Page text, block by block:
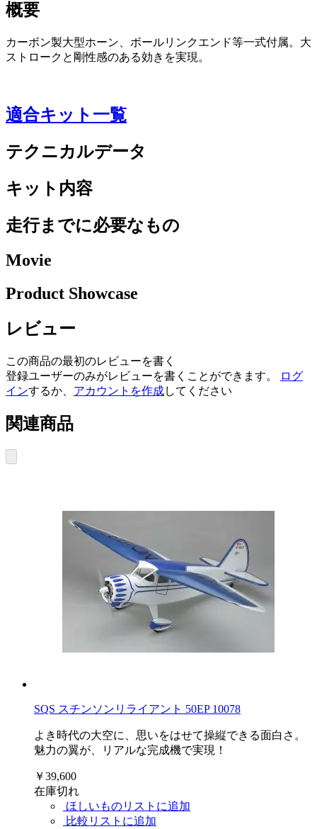
概要
カーボン製大型ホーン、ボールリンクエンド等一式付属。大
ストロークと剛性感のある効きを実現。
適合キット一覧
テクニカルデータ
キット内容
走行までに必要なもの
Movie
Product Showcase
レビュー
この商品の最初のレビューを書く
登録ユーザーのみがレビューを書くことができます。
ログ
インするか、 アカウントを作成してください
関連商品
SQS スチンソンリライアント 50EP 10078
よき時代の大空に、思いをはせて操縦できる面白さ。
魅力の翼が、リアルな完成機で実現！
￥39,600
在庫切れ
ほしいものリストに追加
比較リストに追加